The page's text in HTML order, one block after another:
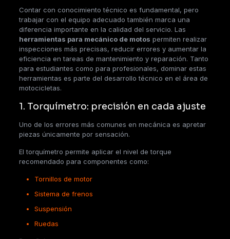
Contar con conocimiento técnico es fundamental, pero
trabajar con el equipo adecuado también marca una
diferencia importante en la calidad del servicio. Las
herramientas para mecánico de motos permiten realizar
inspecciones más precisas, reducir errores y aumentar la
eficiencia en tareas de mantenimiento y reparación. Tanto
para estudiantes como para profesionales, dominar estas
herramientas es parte del desarrollo técnico en el área de
motocicletas.
1. Torquímetro: precisión en cada ajuste
Uno de los errores más comunes en mecánica es apretar
piezas únicamente por sensación.
El torquímetro permite aplicar el nivel de torque
recomendado para componentes como:
Tornillos de motor
Sistema de frenos
Suspensión
Ruedas